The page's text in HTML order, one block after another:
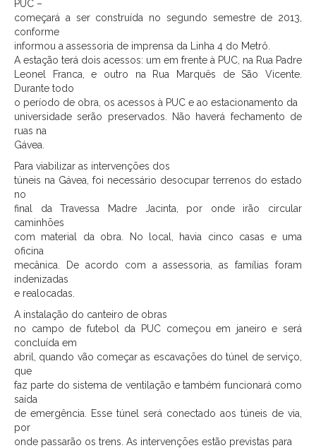
PUC –
começará a ser construída no segundo semestre de 2013,
conforme
informou a assessoria de imprensa da Linha 4 do Metrô.
A estação terá dois acessos: um em frente à PUC, na Rua Padre
Leonel Franca, e outro na Rua Marquês de São Vicente.
Durante todo
o período de obra, os acessos à PUC e ao estacionamento da
universidade serão preservados. Não haverá fechamento de
ruas na
Gávea.
Para viabilizar as intervenções dos
túneis na Gávea, foi necessário desocupar terrenos do estado
no
final da Travessa Madre Jacinta, por onde irão circular
caminhões
com material da obra. No local, havia cinco casas e uma
oficina
mecânica. De acordo com a assessoria, as famílias foram
indenizadas
e realocadas.
A instalação do canteiro de obras
no campo de futebol da PUC começou em janeiro e será
concluída em
abril, quando vão começar as escavações do túnel de serviço,
que
faz parte do sistema de ventilação e também funcionará como
saída
de emergência. Esse túnel será conectado aos túneis de via,
por
onde passarão os trens. As intervenções estão previstas para